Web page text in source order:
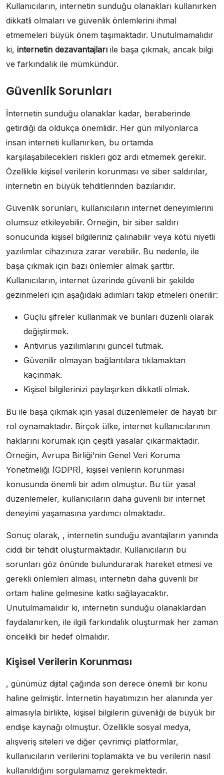
Kullanıcıların, internetin sunduğu olanakları kullanırken
dikkatli olmaları ve güvenlik önlemlerini ihmal
etmemeleri büyük önem taşımaktadır. Unutulmamalıdır
ki, internetin dezavantajları ile başa çıkmak, ancak bilgi
ve farkındalık ile mümkündür.
Güvenlik Sorunları
İnternetin sunduğu olanaklar kadar, beraberinde
getirdiği da oldukça önemlidir. Her gün milyonlarca
insan interneti kullanırken, bu ortamda
karşılaşabilecekleri riskleri göz ardı etmemek gerekir.
Özellikle kişisel verilerin korunması ve siber saldırılar,
internetin en büyük tehditlerinden bazılarıdır.
Güvenlik sorunları, kullanıcıların internet deneyimlerini
olumsuz etkileyebilir. Örneğin, bir siber saldırı
sonucunda kişisel bilgileriniz çalınabilir veya kötü niyetli
yazılımlar cihazınıza zarar verebilir. Bu nedenle, ile
başa çıkmak için bazı önlemler almak şarttır.
Kullanıcıların, internet üzerinde güvenli bir şekilde
gezinmeleri için aşağıdaki adımları takip etmeleri önerilir:
Güçlü şifreler kullanmak ve bunları düzenli olarak
değiştirmek.
Antivirüs yazılımlarını güncel tutmak.
Güvenilir olmayan bağlantılara tıklamaktan
kaçınmak.
Kişisel bilgilerinizi paylaşırken dikkatli olmak.
Bu ile başa çıkmak için yasal düzenlemeler de hayati bir
rol oynamaktadır. Birçok ülke, internet kullanıcılarının
haklarını korumak için çeşitli yasalar çıkarmaktadır.
Örneğin, Avrupa Birliği’nin Genel Veri Koruma
Yönetmeliği (GDPR), kişisel verilerin korunması
konusunda önemli bir adım olmuştur. Bu tür yasal
düzenlemeler, kullanıcıların daha güvenli bir internet
deneyimi yaşamasına yardımcı olmaktadır.
Sonuç olarak, , internetin sunduğu avantajların yanında
ciddi bir tehdit oluşturmaktadır. Kullanıcıların bu
sorunları göz önünde bulundurarak hareket etmesi ve
gerekli önlemleri alması, internetin daha güvenli bir
ortam haline gelmesine katkı sağlayacaktır.
Unutulmamalıdır ki, internetin sunduğu olanaklardan
faydalanırken, ile ilgili farkındalık oluşturmak her zaman
öncelikli bir hedef olmalıdır.
Kişisel Verilerin Korunması
, günümüz dijital çağında son derece önemli bir konu
haline gelmiştir. İnternetin hayatımızın her alanında yer
almasıyla birlikte, kişisel bilgilerin güvenliği de büyük bir
endişe kaynağı olmuştur. Özellikle sosyal medya,
alışveriş siteleri ve diğer çevrimiçi platformlar,
kullanıcıların verilerini toplamakta ve bu verilerin nasıl
kullanıldığını sorgulamamız gerekmektedir.